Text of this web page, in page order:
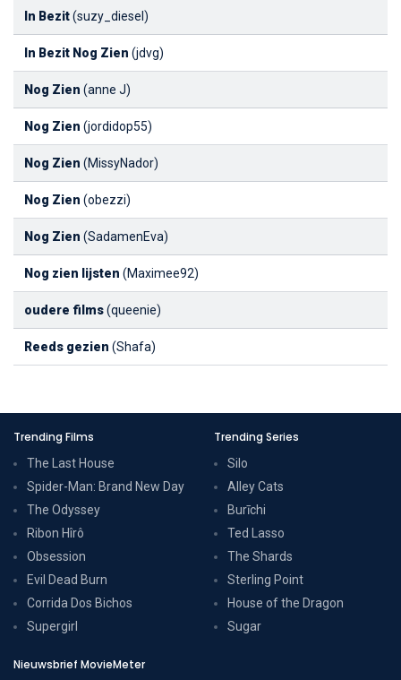
In Bezit(suzy_diesel)
In Bezit Nog Zien (jdvg)
Nog Zien (anne J)
Nog Zien (jordidop55)
Nog Zien (MissyNador)
Nog Zien (obezzi)
Nog Zien (SadamenEva)
Nog zien lijsten (Maximee92)
oudere films(queenie)
Reeds gezien (Shafa)
Trending Films
The Last House
Spider-Man: Brand New Day
The Odyssey
Ribon Hîrô
Obsession
Evil Dead Burn
Corrida Dos Bichos
Supergirl
Trending Series
Silo
Alley Cats
Burīchi
Ted Lasso
The Shards
Sterling Point
House of the Dragon
Sugar
Nieuwsbrief MovieMeter